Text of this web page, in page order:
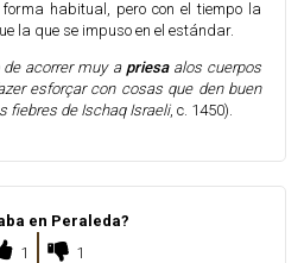
habitual, pero con el tiempo la
la que se impuso en el estándar.
acorrer muy a priesa alos cuerpos
esforçar con cosas que den buen
fiebres de Ischaq Israeli, c. 1450).
en Peraleda?
1
1